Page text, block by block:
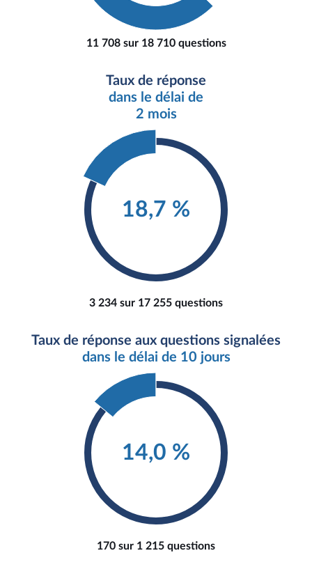
11 708 sur 18 710 questions
Taux de réponse
dans le délai de
2 mois
18,7 %
3 234 sur 17 255 questions
Taux de réponse aux questions signalées
dans le délai de 10 jours
14,0 %
170 sur 1 215 questions